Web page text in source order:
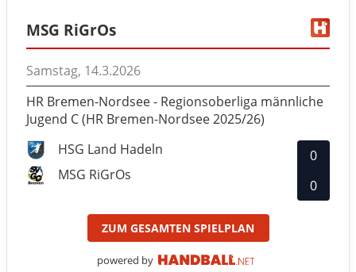
MSG RiGrOs
Samstag, 14.3.2026
HR Bremen-Nordsee - Regionsoberliga männliche
Jugend C (HR Bremen-Nordsee 2025/26)
HSG Land Hadeln
MSG RiGrOs
0
0
ZUM GESAMTEN SPIELPLAN
powered by